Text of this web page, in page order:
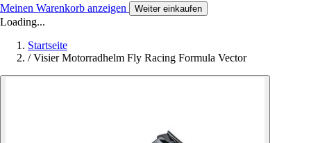
Meinen Warenkorb anzeigen Weiter einkaufen
Loading...
Startseite
/ Visier Motorradhelm Fly Racing Formula Vector